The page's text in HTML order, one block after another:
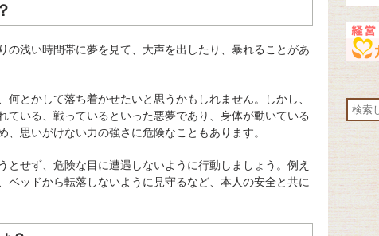
の浅い時間帯に夢を見て、大声を出したり、暴れることがあ
とかして落ち着かせたいと思うかもしれません。しかし、
ている、戦っているといった悪夢であり、身体が動いている
、思いがけない力の強さに危険なこともあります。
とせず、危険な目に遭遇しないように行動しましょう。例え
ベッドから転落しないように見守るなど、本人の安全と共に